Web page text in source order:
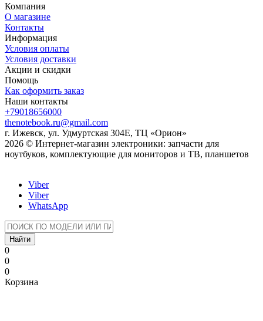
Компания
О магазине
Контакты
Информация
Условия оплаты
Условия доставки
Акции и скидки
Помощь
Как оформить заказ
Наши контакты
+79018656000
thenotebook.ru@gmail.com
г. Ижевск, ул. Удмуртская 304Е, ТЦ «Орион»
2026 © Интернет-магазин электроники: запчасти для
ноутбуков, комплектующие для мониторов и ТВ, планшетов
Viber
Viber
WhatsApp
Найти
0
0
0
Корзина